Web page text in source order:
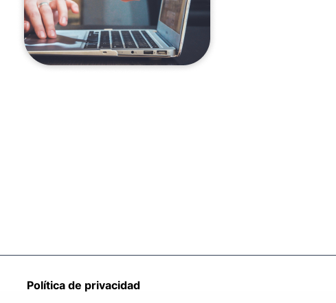
Política de privacidad